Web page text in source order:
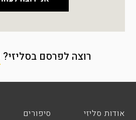
רוצה לפרסם בסליזי?
אודות סליזי סיפורים